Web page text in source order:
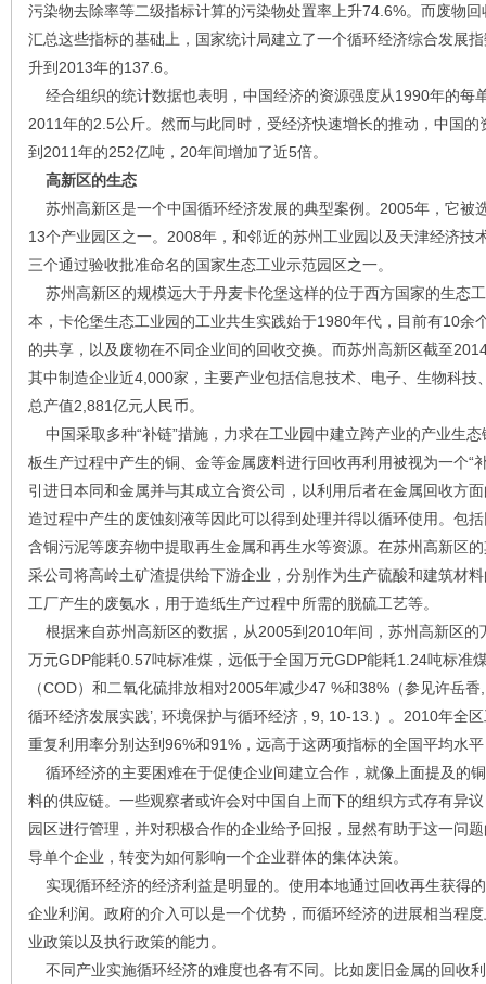
污染物去除率等二级指标计算的污染物处置率上升74.6%。而废物
汇总这些指标的基础上，国家统计局建立了一个循环经济综合发展
升到2013年的137.6。
经合组织的统计数据也表明，中国经济的资源强度从1990年的每
2011年的2.5公斤。然而与此同时，受经济快速增长的推动，中国
到2011年的252亿吨，20年间增加了近5倍。
高新区的生态
苏州高新区是一个中国循环经济发展的典型案例。2005年，它被
13个产业园区之一。2008年，和邻近的苏州工业园以及天津经济技
三个通过验收批准命名的国家生态工业示范园区之一。
苏州高新区的规模远大于丹麦卡伦堡这样的位于西方国家的生态
本，卡伦堡生态工业园的工业共生实践始于1980年代，目前有10余
的共享，以及废物在不同企业间的回收交换。而苏州高新区截至
其中制造企业近4,000家，主要产业包括信息技术、电子、生物科
总产值2,881亿元人民币。
中国采取多种“补链”措施，力求在工业园中建立跨产业的产业生
板生产过程中产生的铜、金等金属废料进行回收再利用被视为一个“
引进日本同和金属并与其成立合资公司，以利用后者在金属回收方
造过程中产生的废蚀刻液等因此可以得到处理并得以循环使用。包
含铜污泥等废弃物中提取再生金属和再生水等资源。在苏州高新区
采公司将高岭土矿渣提供给下游企业，分别作为生产硫酸和建筑材
工厂产生的废氨水，用于造纸生产过程中所需的脱硫工艺等。
根据来自苏州高新区的数据，从2005到2010年间，苏州高新区的
万元GDP能耗0.57吨标准煤，远低于全国万元GDP能耗1.24吨标准
（COD）和二氧化硫排放相对2005年减少47 %和38%（参见许岳
循环经济发展实践’, 环境保护与循环经济 , 9, 10-13.）。2010年全
重复利用率分别达到96%和91%，远高于这两项指标的全国平均水
循环经济的主要困难在于促使企业间建立合作，就像上面提及的
料的供应链。一些观察者或许会对中国自上而下的组织方式存有异
园区进行管理，并对积极合作的企业给予回报，显然有助于这一问
导单个企业，转变为如何影响一个企业群体的集体决策。
实现循环经济的经济利益是明显的。使用本地通过回收再生获得
企业利润。政府的介入可以是一个优势，而循环经济的进展相当程
业政策以及执行政策的能力。
不同产业实施循环经济的难度也各有不同。比如废旧金属的回收